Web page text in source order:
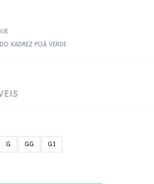
XADREZ POÁ VERDE
G GG G1